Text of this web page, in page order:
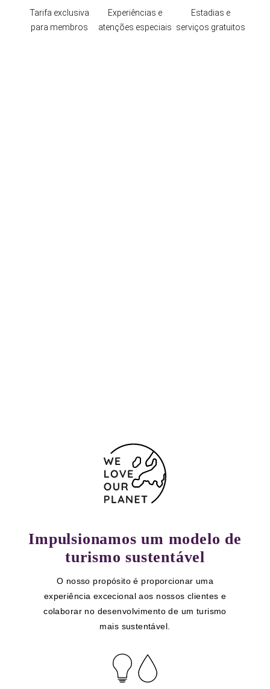
Tarifa exclusiva
para membros
Experiências e
atenções especiais
Estadias e
serviços gratuitos
Impulsionamos um modelo de
turismo sustentável
O nosso propósito é proporcionar uma
experiência excecional aos nossos clientes e
colaborar no desenvolvimento de um turismo
mais sustentável.